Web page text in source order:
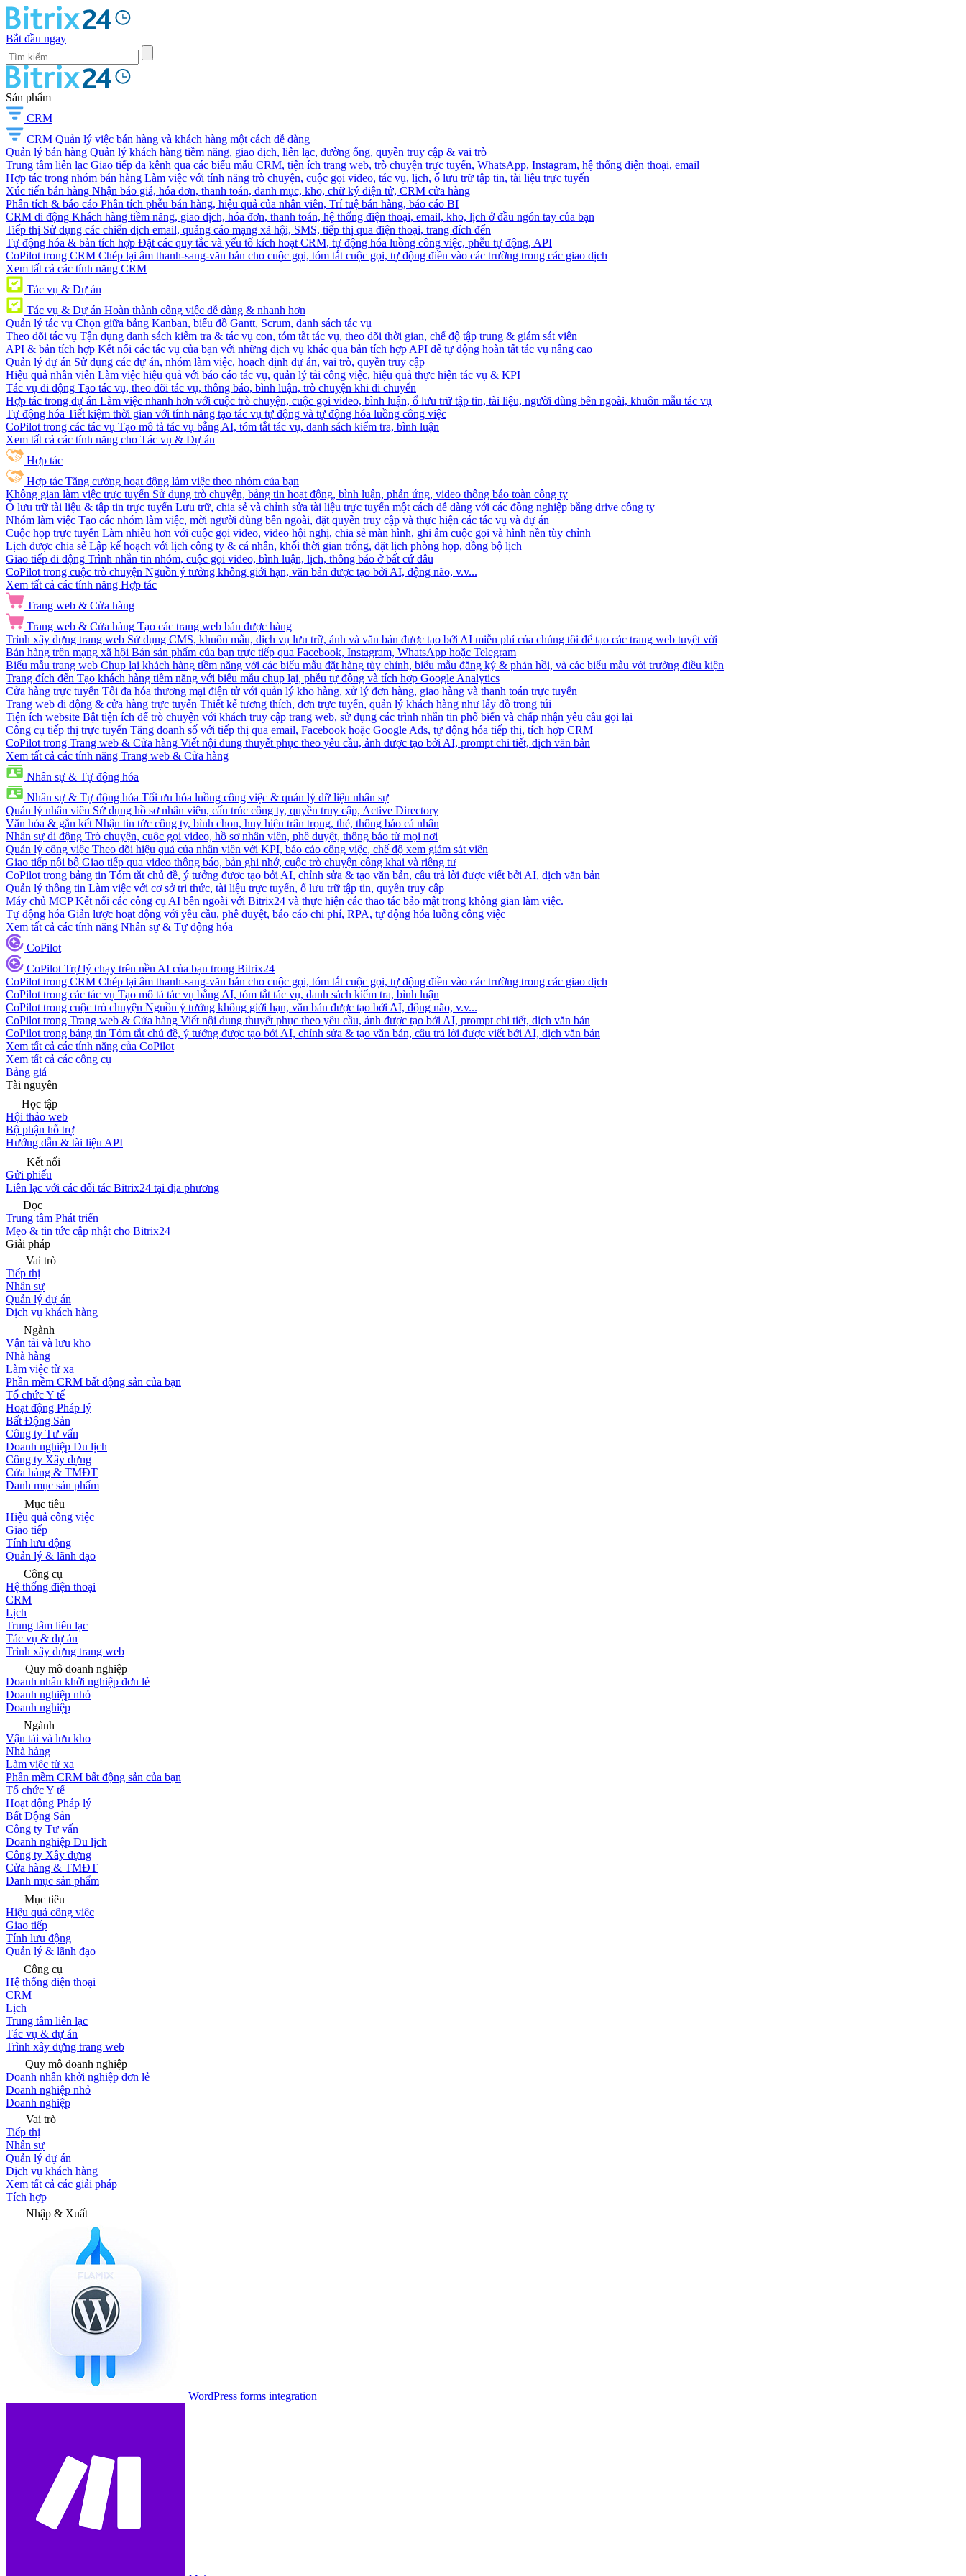
Bắt đầu ngay
Sản phẩm
CRM
CRM Quản lý việc bán hàng và khách hàng một cách dễ dàng
Quản lý bán hàng Quản lý khách hàng tiềm năng, giao dịch, liên lạc, đường ống, quyền truy cập & vai trò
Trung tâm liên lạc Giao tiếp đa kênh qua các biểu mẫu CRM, tiện ích trang web, trò chuyện trực tuyến, WhatsApp, Instagram, hệ thống điện thoại, email
Hợp tác trong nhóm bán hàng Làm việc với tính năng trò chuyện, cuộc gọi video, tác vụ, lịch, ổ lưu trữ tập tin, tài liệu trực tuyến
Xúc tiến bán hàng Nhận báo giá, hóa đơn, thanh toán, danh mục, kho, chữ ký điện tử, CRM cửa hàng
Phân tích & báo cáo Phân tích phễu bán hàng, hiệu quả của nhân viên, Trí tuệ bán hàng, báo cáo BI
CRM di động Khách hàng tiềm năng, giao dịch, hóa đơn, thanh toán, hệ thống điện thoại, email, kho, lịch ở đầu ngón tay của bạn
Tiếp thị Sử dụng các chiến dịch email, quảng cáo mạng xã hội, SMS, tiếp thị qua điện thoại, trang đích đến
Tự động hóa & bản tích hợp Đặt các quy tắc và yếu tố kích hoạt CRM, tự động hóa luồng công việc, phễu tự động, API
CoPilot trong CRM Chép lại âm thanh-sang-văn bản cho cuộc gọi, tóm tắt cuộc gọi, tự động điền vào các trường trong các giao dịch
Xem tất cả các tính năng CRM
Tác vụ & Dự án
Tác vụ & Dự án Hoàn thành công việc dễ dàng & nhanh hơn
Quản lý tác vụ Chọn giữa bảng Kanban, biểu đồ Gantt, Scrum, danh sách tác vụ
Theo dõi tác vụ Tận dụng danh sách kiểm tra & tác vụ con, tóm tắt tác vụ, theo dõi thời gian, chế độ tập trung & giám sát viên
API & bản tích hợp Kết nối các tác vụ của bạn với những dịch vụ khác qua bản tích hợp API để tự động hoàn tất tác vụ nâng cao
Quản lý dự án Sử dụng các dự án, nhóm làm việc, hoạch định dự án, vai trò, quyền truy cập
Hiệu quả nhân viên Làm việc hiệu quả với báo cáo tác vụ, quản lý tải công việc, hiệu quả thực hiện tác vụ & KPI
Tác vụ di động Tạo tác vụ, theo dõi tác vụ, thông báo, bình luận, trò chuyện khi di chuyển
Hợp tác trong dự án Làm việc nhanh hơn với cuộc trò chuyện, cuộc gọi video, bình luận, ổ lưu trữ tập tin, tài liệu, người dùng bên ngoài, khuôn mẫu tác vụ
Tự động hóa Tiết kiệm thời gian với tính năng tạo tác vụ tự động và tự động hóa luồng công việc
CoPilot trong các tác vụ Tạo mô tả tác vụ bằng AI, tóm tắt tác vụ, danh sách kiểm tra, bình luận
Xem tất cả các tính năng cho Tác vụ & Dự án
Hợp tác
Hợp tác Tăng cường hoạt động làm việc theo nhóm của bạn
Không gian làm việc trực tuyến Sử dụng trò chuyện, bảng tin hoạt động, bình luận, phản ứng, video thông báo toàn công ty
Ổ lưu trữ tài liệu & tập tin trực tuyến Lưu trữ, chia sẻ và chỉnh sửa tài liệu trực tuyến một cách dễ dàng với các đồng nghiệp bằng drive công ty
Nhóm làm việc Tạo các nhóm làm việc, mời người dùng bên ngoài, đặt quyền truy cập và thực hiện các tác vụ và dự án
Cuộc họp trực tuyến Làm nhiều hơn với cuộc gọi video, video hội nghị, chia sẻ màn hình, ghi âm cuộc gọi và hình nền tùy chỉnh
Lịch được chia sẻ Lập kế hoạch với lịch công ty & cá nhân, khối thời gian trống, đặt lịch phòng họp, đồng bộ lịch
Giao tiếp di động Trình nhắn tin nhóm, cuộc gọi video, bình luận, lịch, thông báo ở bất cứ đâu
CoPilot trong cuộc trò chuyện Nguồn ý tưởng không giới hạn, văn bản được tạo bởi AI, động não, v.v...
Xem tất cả các tính năng Hợp tác
Trang web & Cửa hàng
Trang web & Cửa hàng Tạo các trang web bán được hàng
Trình xây dựng trang web Sử dụng CMS, khuôn mẫu, dịch vụ lưu trữ, ảnh và văn bản được tạo bởi AI miễn phí của chúng tôi để tạo các trang web tuyệt vời
Bán hàng trên mạng xã hội Bán sản phẩm của bạn trực tiếp qua Facebook, Instagram, WhatsApp hoặc Telegram
Biểu mẫu trang web Chụp lại khách hàng tiềm năng với các biểu mẫu đặt hàng tùy chỉnh, biểu mẫu đăng ký & phản hồi, và các biểu mẫu với trường điều kiện
Trang đích đến Tạo khách hàng tiềm năng với biểu mẫu chụp lại, phễu tự động và tích hợp Google Analytics
Cửa hàng trực tuyến Tối đa hóa thương mại điện tử với quản lý kho hàng, xử lý đơn hàng, giao hàng và thanh toán trực tuyến
Trang web di động & cửa hàng trực tuyến Thiết kế tương thích, đơn trực tuyến, quản lý khách hàng như lấy đồ trong túi
Tiện ích website Bật tiện ích để trò chuyện với khách truy cập trang web, sử dụng các trình nhắn tin phổ biến và chấp nhận yêu cầu gọi lại
Công cụ tiếp thị trực tuyến Tăng doanh số với tiếp thị qua email, Facebook hoặc Google Ads, tự động hóa tiếp thị, tích hợp CRM
CoPilot trong Trang web & Cửa hàng Viết nội dung thuyết phục theo yêu cầu, ảnh được tạo bởi AI, prompt chi tiết, dịch văn bản
Xem tất cả các tính năng Trang web & Cửa hàng
Nhân sự & Tự động hóa
Nhân sự & Tự động hóa Tối ưu hóa luồng công việc & quản lý dữ liệu nhân sự
Quản lý nhân viên Sử dụng hồ sơ nhân viên, cấu trúc công ty, quyền truy cập, Active Directory
Văn hóa & gắn kết Nhận tin tức công ty, bình chọn, huy hiệu trân trọng, thẻ, thông báo cá nhân
Nhân sự di động Trò chuyện, cuộc gọi video, hồ sơ nhân viên, phê duyệt, thông báo từ mọi nơi
Quản lý công việc Theo dõi hiệu quả của nhân viên với KPI, báo cáo công việc, chế độ xem giám sát viên
Giao tiếp nội bộ Giao tiếp qua video thông báo, bản ghi nhớ, cuộc trò chuyện công khai và riêng tư
CoPilot trong bảng tin Tóm tắt chủ đề, ý tưởng được tạo bởi AI, chỉnh sửa & tạo văn bản, câu trả lời được viết bởi AI, dịch văn bản
Quản lý thông tin Làm việc với cơ sở tri thức, tài liệu trực tuyến, ổ lưu trữ tập tin, quyền truy cập
Máy chủ MCP Kết nối các công cụ AI bên ngoài với Bitrix24 và thực hiện các thao tác bảo mật trong không gian làm việc.
Tự động hóa Giản lược hoạt động với yêu cầu, phê duyệt, báo cáo chi phí, RPA, tự động hóa luồng công việc
Xem tất cả các tính năng Nhân sự & Tự động hóa
CoPilot
CoPilot Trợ lý chạy trên nền AI của bạn trong Bitrix24
CoPilot trong CRM Chép lại âm thanh-sang-văn bản cho cuộc gọi, tóm tắt cuộc gọi, tự động điền vào các trường trong các giao dịch
CoPilot trong các tác vụ Tạo mô tả tác vụ bằng AI, tóm tắt tác vụ, danh sách kiểm tra, bình luận
CoPilot trong cuộc trò chuyện Nguồn ý tưởng không giới hạn, văn bản được tạo bởi AI, động não, v.v...
CoPilot trong Trang web & Cửa hàng Viết nội dung thuyết phục theo yêu cầu, ảnh được tạo bởi AI, prompt chi tiết, dịch văn bản
CoPilot trong bảng tin Tóm tắt chủ đề, ý tưởng được tạo bởi AI, chỉnh sửa & tạo văn bản, câu trả lời được viết bởi AI, dịch văn bản
Xem tất cả các tính năng của CoPilot
Xem tất cả các công cụ
Bảng giá
Tài nguyên
Học tập
Hội thảo web
Bộ phận hỗ trợ
Hướng dẫn & tài liệu API
Kết nối
Gửi phiếu
Liên lạc với các đối tác Bitrix24 tại địa phương
Đọc
Trung tâm Phát triển
Mẹo & tin tức cập nhật cho Bitrix24
Giải pháp
Vai trò
Tiếp thị
Nhân sự
Quản lý dự án
Dịch vụ khách hàng
Ngành
Vận tải và lưu kho
Nhà hàng
Làm việc từ xa
Phần mềm CRM bất động sản của bạn
Tổ chức Y tế
Hoạt động Pháp lý
Bất Động Sản
Công ty Tư vấn
Doanh nghiệp Du lịch
Công ty Xây dựng
Cửa hàng & TMĐT
Danh mục sản phẩm
Mục tiêu
Hiệu quả công việc
Giao tiếp
Tính lưu động
Quản lý & lãnh đạo
Công cụ
Hệ thống điện thoại
CRM
Lịch
Trung tâm liên lạc
Tác vụ & dự án
Trình xây dựng trang web
Quy mô doanh nghiệp
Doanh nhân khởi nghiệp đơn lẻ
Doanh nghiệp nhỏ
Doanh nghiệp
Ngành
Vận tải và lưu kho
Nhà hàng
Làm việc từ xa
Phần mềm CRM bất động sản của bạn
Tổ chức Y tế
Hoạt động Pháp lý
Bất Động Sản
Công ty Tư vấn
Doanh nghiệp Du lịch
Công ty Xây dựng
Cửa hàng & TMĐT
Danh mục sản phẩm
Mục tiêu
Hiệu quả công việc
Giao tiếp
Tính lưu động
Quản lý & lãnh đạo
Công cụ
Hệ thống điện thoại
CRM
Lịch
Trung tâm liên lạc
Tác vụ & dự án
Trình xây dựng trang web
Quy mô doanh nghiệp
Doanh nhân khởi nghiệp đơn lẻ
Doanh nghiệp nhỏ
Doanh nghiệp
Vai trò
Tiếp thị
Nhân sự
Quản lý dự án
Dịch vụ khách hàng
Xem tất cả các giải pháp
Tích hợp
Nhập & Xuất
WordPress forms integration